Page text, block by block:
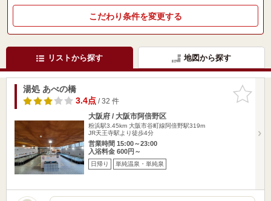
こだわり条件を変更する
リストから探す 地図から探す
お気に入
りに追加
湯処 あべの橋
3.4点/ 32 件
大阪府 / 大阪市阿倍野区
粉浜駅3.45km 大阪市谷町線阿倍野駅319m
JR天王寺駅より徒歩4分
営業時間 15:00～23:00
入浴料金 600円～
日帰り 単純温泉・単純泉